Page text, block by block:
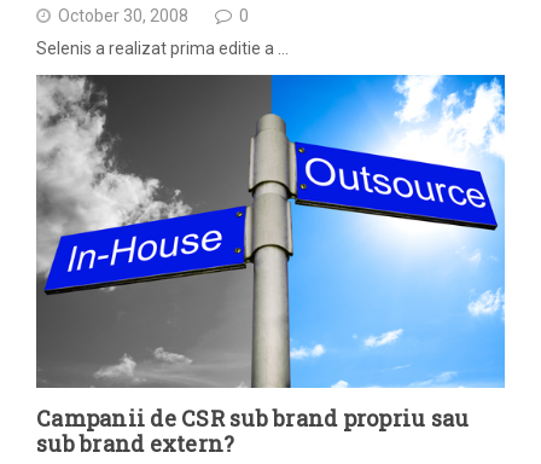
October 30, 2008
0
Selenis a realizat prima editie a …
Campanii de CSR sub brand propriu sau
sub brand extern?